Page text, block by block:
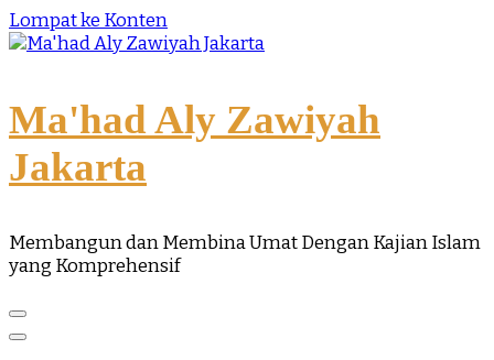
Lompat ke Konten
Ma'had Aly Zawiyah
Jakarta
Membangun dan Membina Umat Dengan Kajian Islam
yang Komprehensif